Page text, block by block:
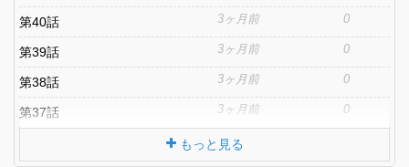
第40話 3ヶ月前 0
第39話 3ヶ月前 0
第38話 3ヶ月前 0
第37話 3ヶ月前 0
もっと見る